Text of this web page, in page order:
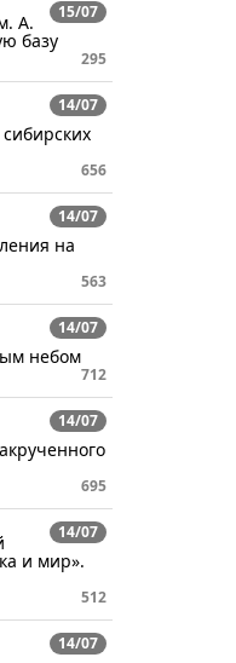
15/07
А.
базу
295
14/07
656
14/07
на
563
14/07
небом
712
14/07
695
14/07
и мир».
512
14/07